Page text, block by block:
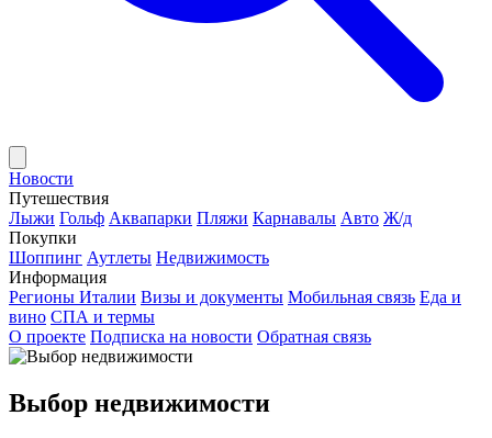
Новости
Путешествия
Лыжи Гольф Аквапарки Пляжи Карнавалы Авто Ж/д
Покупки
Шоппинг Аутлеты Недвижимость
Информация
Регионы Италии Визы и документы Мобильная связь Еда и
вино СПА и термы
О проекте Подписка на новости Обратная связь
Выбор недвижимости